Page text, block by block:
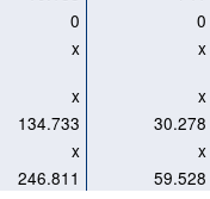
0
0
x
x
x x
134.733
30.278
x x
246.811 59.528